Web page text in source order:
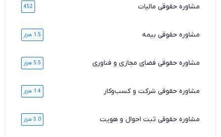
مشاوره حقوقی مالیات 452
مشاوره حقوقی بیمه 1.5 هزار
مشاوره حقوقی فضای مجازی و فناوری 5.5 هزار
مشاوره حقوقی شرکت و کسب‌وکار 1.4 هزار
مشاوره حقوقی ثبت احوال و هویت 3.0 هزار